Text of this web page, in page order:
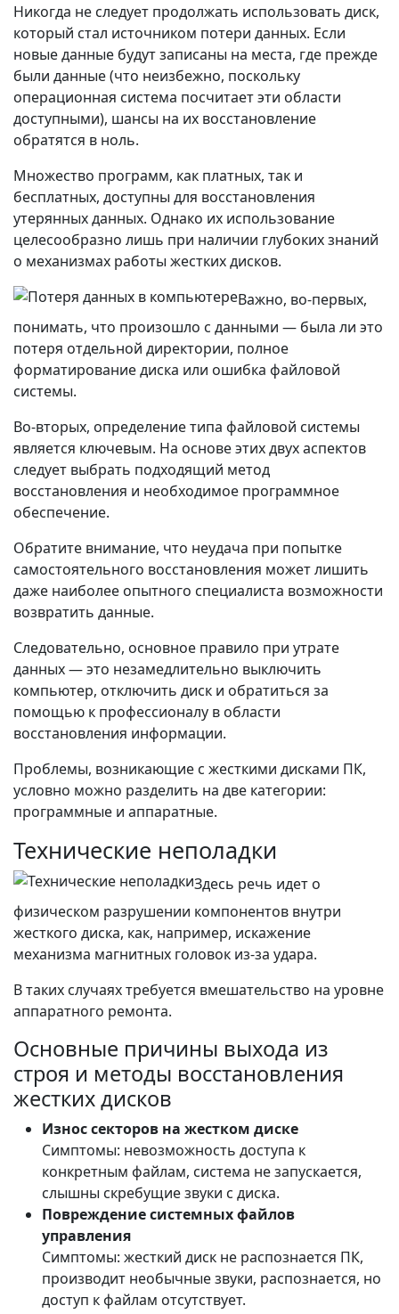
Никогда не следует продолжать использовать диск,
который стал источником потери данных. Если
новые данные будут записаны на места, где прежде
были данные (что неизбежно, поскольку
операционная система посчитает эти области
доступными), шансы на их восстановление
обратятся в ноль.
Множество программ, как платных, так и
бесплатных, доступны для восстановления
утерянных данных. Однако их использование
целесообразно лишь при наличии глубоких знаний
о механизмах работы жестких дисков.
Важно, во-первых,
понимать, что произошло с данными — была ли это
потеря отдельной директории, полное
форматирование диска или ошибка файловой
системы.
Во-вторых, определение типа файловой системы
является ключевым. На основе этих двух аспектов
следует выбрать подходящий метод
восстановления и необходимое программное
обеспечение.
Обратите внимание, что неудача при попытке
самостоятельного восстановления может лишить
даже наиболее опытного специалиста возможности
возвратить данные.
Следовательно, основное правило при утрате
данных — это незамедлительно выключить
компьютер, отключить диск и обратиться за
помощью к профессионалу в области
восстановления информации.
Проблемы, возникающие с жесткими дисками ПК,
условно можно разделить на две категории:
программные и аппаратные.
Технические неполадки
Здесь речь идет о
физическом разрушении компонентов внутри
жесткого диска, как, например, искажение
механизма магнитных головок из-за удара.
В таких случаях требуется вмешательство на уровне
аппаратного ремонта.
Основные причины выхода из
строя и методы восстановления
жестких дисков
Износ секторов на жестком диске
Симптомы: невозможность доступа к
конкретным файлам, система не запускается,
слышны скребущие звуки с диска.
Повреждение системных файлов
управления
Симптомы: жесткий диск не распознается ПК,
производит необычные звуки, распознается, но
доступ к файлам отсутствует.